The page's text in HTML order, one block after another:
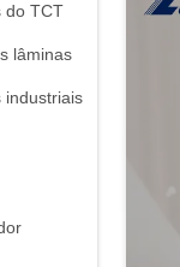
do TCT
lâminas
industriais